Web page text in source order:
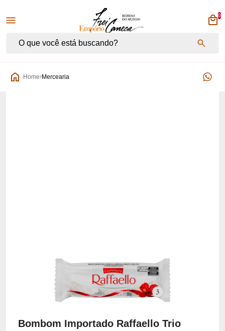
Empório Frei Caneca
0
Home Mercearia
Bombom Importado Raffaello Trio